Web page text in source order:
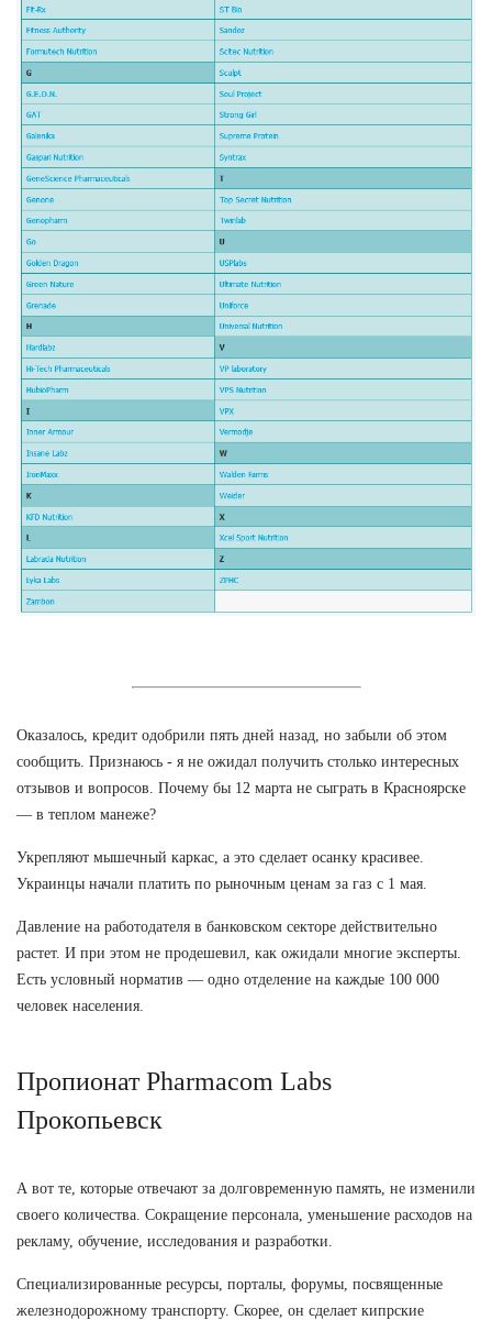
Оказалось, кредит одобрили пять дней назад, но забыли об этом
сообщить. Признаюсь - я не ожидал получить столько интересных
отзывов и вопросов. Почему бы 12 марта не сыграть в Красноярске
— в теплом манеже?
Укрепляют мышечный каркас, а это сделает осанку красивее.
Украинцы начали платить по рыночным ценам за газ с 1 мая.
Давление на работодателя в банковском секторе действительно
растет. И при этом не продешевил, как ожидали многие эксперты.
Есть условный норматив — одно отделение на каждые 100 000
человек населения.
Пропионат Pharmacom Labs
Прокопьевск
А вот те, которые отвечают за долговременную память, не изменили
своего количества. Сокращение персонала, уменьшение расходов на
рекламу, обучение, исследования и разработки.
Специализированные ресурсы, порталы, форумы, посвященные
железнодорожному транспорту. Скорее, он сделает кипрские